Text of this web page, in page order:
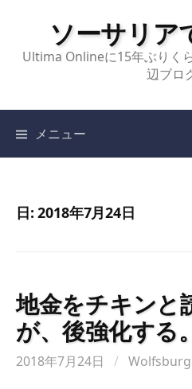
ソーサリア
Ultima Onlineに15年ぶりく
辺ブロ
メニュー
日:2018年7月24日
地金をチキンと
が、後強化する。
2018年7月24日 / Wolfsburg